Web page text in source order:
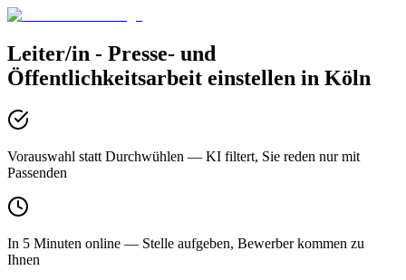
Leiter/in - Presse- und
Öffentlichkeitsarbeit einstellen in Köln
Vorauswahl statt Durchwühlen — KI filtert, Sie reden nur mit
Passenden
In 5 Minuten online — Stelle aufgeben, Bewerber kommen zu
Ihnen